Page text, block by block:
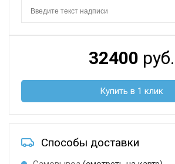
32400 руб.
Купить в 1 клик
Способы доставки